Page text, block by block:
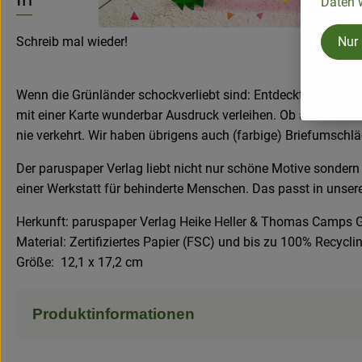
Schreib mal wieder!
Wenn die Grünländer schockverliebt sind: Entdeckt auf
mit einer Karte wunderbar Ausdruck verleihen. Ob als Gruß
nie verkehrt. Wir haben übrigens auch (farbige)
Der paruspaper Verlag liebt nicht nur schöne Motive
einer Werkstatt für behinderte Menschen. Das passt in
Herkunft: paruspaper Verlag Heike Heller & Thomas Camps
Material: Zertifiziertes Papier (FSC) und bis zu 100%
Größe: 12,1 x 17,2 cm
Produktinformationen
Nur